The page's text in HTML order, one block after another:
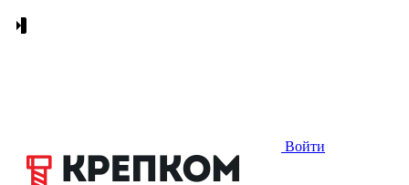
Войти